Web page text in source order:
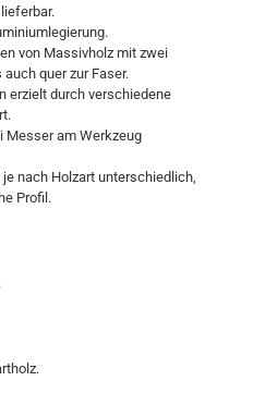
von Massivholz mit zwei
quer zur Faser.
erzielt durch verschiedene
Messer am Werkzeug
nach Holzart unterschiedlich,
Profil.